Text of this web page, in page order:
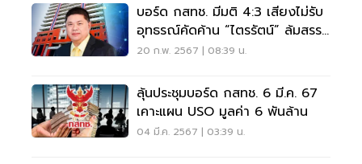
บอร์ด กสทช. มีมติ 4:3 เสียงไม่รับ
อุทธรณ์คัดค้าน “ไตรรัตน์” ล้มสรร
หาเลขาฯ
20 ก.พ. 2567 | 08:39 น.
ลุ้นประชุมบอร์ด กสทช. 6 มี.ค. 67
เคาะแผน USO มูลค่า 6 พันล้าน
04 มี.ค. 2567 | 03:39 น.